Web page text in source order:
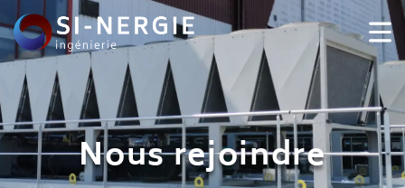
Nous rejoindre